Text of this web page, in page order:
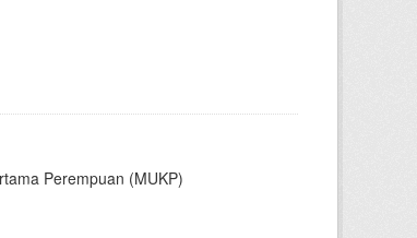
Perempuan (MUKP)